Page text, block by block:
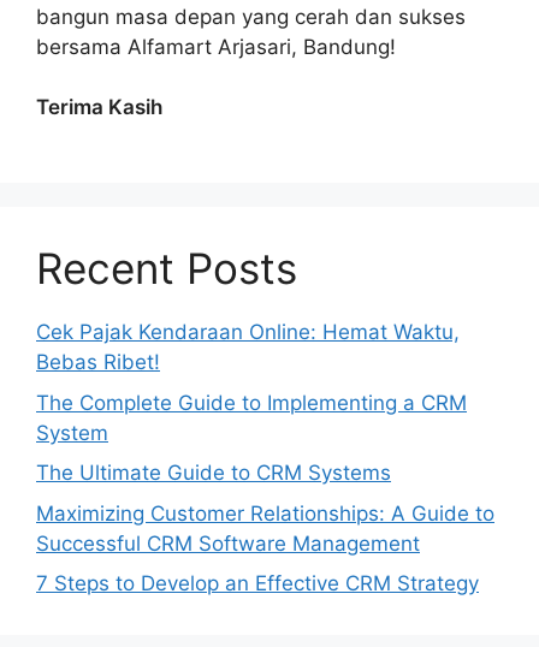
bangun masa depan yang cerah dan sukses
bersama Alfamart Arjasari, Bandung!
Terima Kasih
Recent Posts
Cek Pajak Kendaraan Online: Hemat Waktu,
Bebas Ribet!
The Complete Guide to Implementing a CRM
System
The Ultimate Guide to CRM Systems
Maximizing Customer Relationships: A Guide to
Successful CRM Software Management
7 Steps to Develop an Effective CRM Strategy